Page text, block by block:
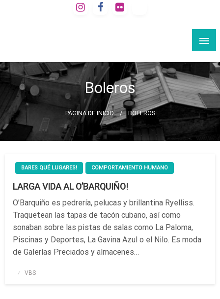
Boleros
PÁGINA DE INICIO BOLEROS
BARES QUÉ LUGARES! COMPORTAMIENTO HUMANO
LARGA VIDA AL O’BARQUIÑO!
O’Barquiño es pedrería, pelucas y brillantina Ryelliss.
Traquetean las tapas de tacón cubano, así como
sonaban sobre las pistas de salas como La Paloma,
Piscinas y Deportes, La Gavina Azul o el Nilo. Es moda
de Galerías Preciados y almacenes…
Publicado
VBS